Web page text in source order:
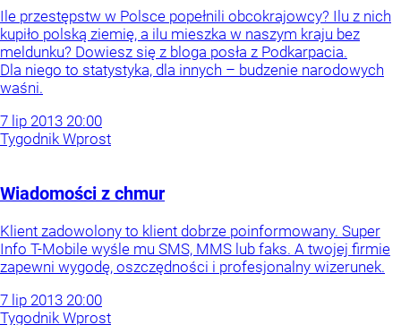
Ile przestępstw w Polsce popełnili obcokrajowcy? Ilu z nich
kupiło polską ziemię, a ilu mieszka w naszym kraju bez
meldunku? Dowiesz się z bloga posła z Podkarpacia.
Dla niego to statystyka, dla innych – budzenie narodowych
waśni.
7 lip 2013 20:00
Tygodnik Wprost
Wiadomości z chmur
Klient zadowolony to klient dobrze poinformowany. Super
Info T-Mobile wyśle mu SMS, MMS lub faks. A twojej firmie
zapewni wygodę, oszczędności i profesjonalny wizerunek.
7 lip 2013 20:00
Tygodnik Wprost